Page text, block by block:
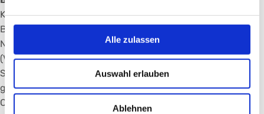
Alle zulassen
Auswahl erlauben
Ablehnen
Klinik Hallerwiese – Cnopfsche Kinderklinik), Sabine
Beßler (Vorstand Personal und Compliance Klinikum
Nürnberg), Prof. Dr. Achim Jockwig
(Vorstandsvorsitzender Klinikum Nürnberg) und Ina
Strickstrock (Vorständin Diakoneo) informierten
gemeinsam die Mitarbeitenden der Klinik Hallerwiese –
Cnopfsche Kinderklinik über die nächsten Schritte.